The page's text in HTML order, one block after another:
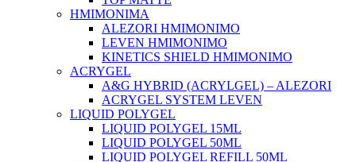
ΗΜΙΜΟΝΙΜΑ
ALEZORI ΗΜΙΜΟΝΙΜΟ
LEVEN ΗΜΙΜΟΝΙΜΟ
KINETICS SHIELD ΗΜΙΜΟΝΙΜΟ
ACRYGEL
A&G HYBRID (ACRYLGEL) – ALEZORI
ACRYGEL SYSTEM LEVEN
LIQUID POLYGEL
LIQUID POLYGEL 15ML
LIQUID POLYGEL 50ML
LIQUID POLYGEL REFILL 50ML